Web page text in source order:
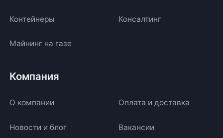
Контейнеры
Майнинг на газе
Консалтинг
Компания
О компании Оплата и доставка
Новости и блог Вакансии